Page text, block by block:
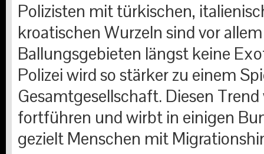
Polizisten mit türkischen,
kroatischen Wurzeln sind vor
Ballungsgebieten längst keine
Polizei wird so stärker zu einem
Gesamtgesellschaft. Diesen Trend
fortführen und wirbt in einigen
gezielt Menschen mit